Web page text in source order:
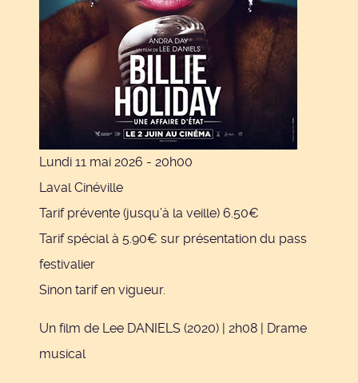
Lundi 11 mai 2026 - 20h00
Laval Cinéville
Tarif prévente (jusqu’à la veille) 6.50€
Tarif spécial à 5.90€ sur présentation du pass
festivalier
Sinon tarif en vigueur.
Un film de Lee DANIELS (2020) | 2h08 | Drame
musical